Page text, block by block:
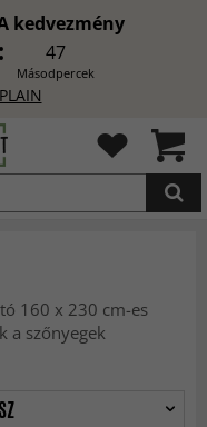
kedvezmény
44
Másodpercek
160 x 230 cm-es
a szőnyegek